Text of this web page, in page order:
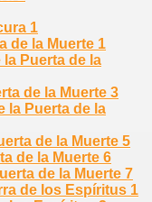
1
de la Muerte 1
Puerta de la
de la Muerte 3
la Puerta de la
de la Muerte 5
de la Muerte 6
de la Muerte 7
de los Espíritus 1